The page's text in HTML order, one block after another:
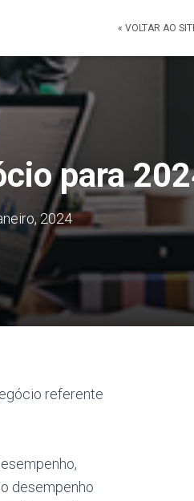
« VOLTAR AO
para
2024
referente
desempenho